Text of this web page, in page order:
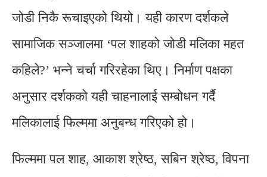
जोडी निकै रूचाइएको थियो। यही कारण दर्शकले
सामाजिक सञ्जालमा ‘पल शाहको जोडी मलिका महत
कहिले?’ भन्ने चर्चा गरिरहेका थिए। निर्माण पक्षका
अनुसार दर्शकको यही चाहनालाई सम्बोधन गर्दै
मलिकालाई फिल्ममा अनुबन्ध गरिएको हो।
फिल्ममा पल शाह, आकाश श्रेष्ठ, सबिन श्रेष्ठ, विपना